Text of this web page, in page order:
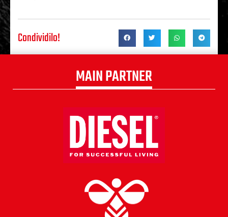
Condividilo!
MAIN PARTNER